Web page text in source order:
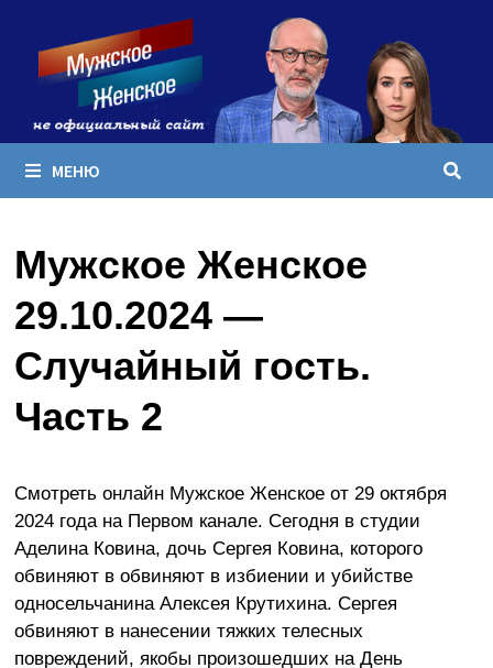
содержимому
МЕНЮ
Мужское Женское
29.10.2024 —
Случайный гость.
Часть 2
Смотреть онлайн Мужское Женское от 29 октября
2024 года на Первом канале. Сегодня в студии
Аделина Ковина, дочь Сергея Ковина, которого
обвиняют в обвиняют в избиении и убийстве
односельчанина Алексея Крутихина. Сергея
обвиняют в нанесении тяжких телесных
повреждений, якобы произошедших на День